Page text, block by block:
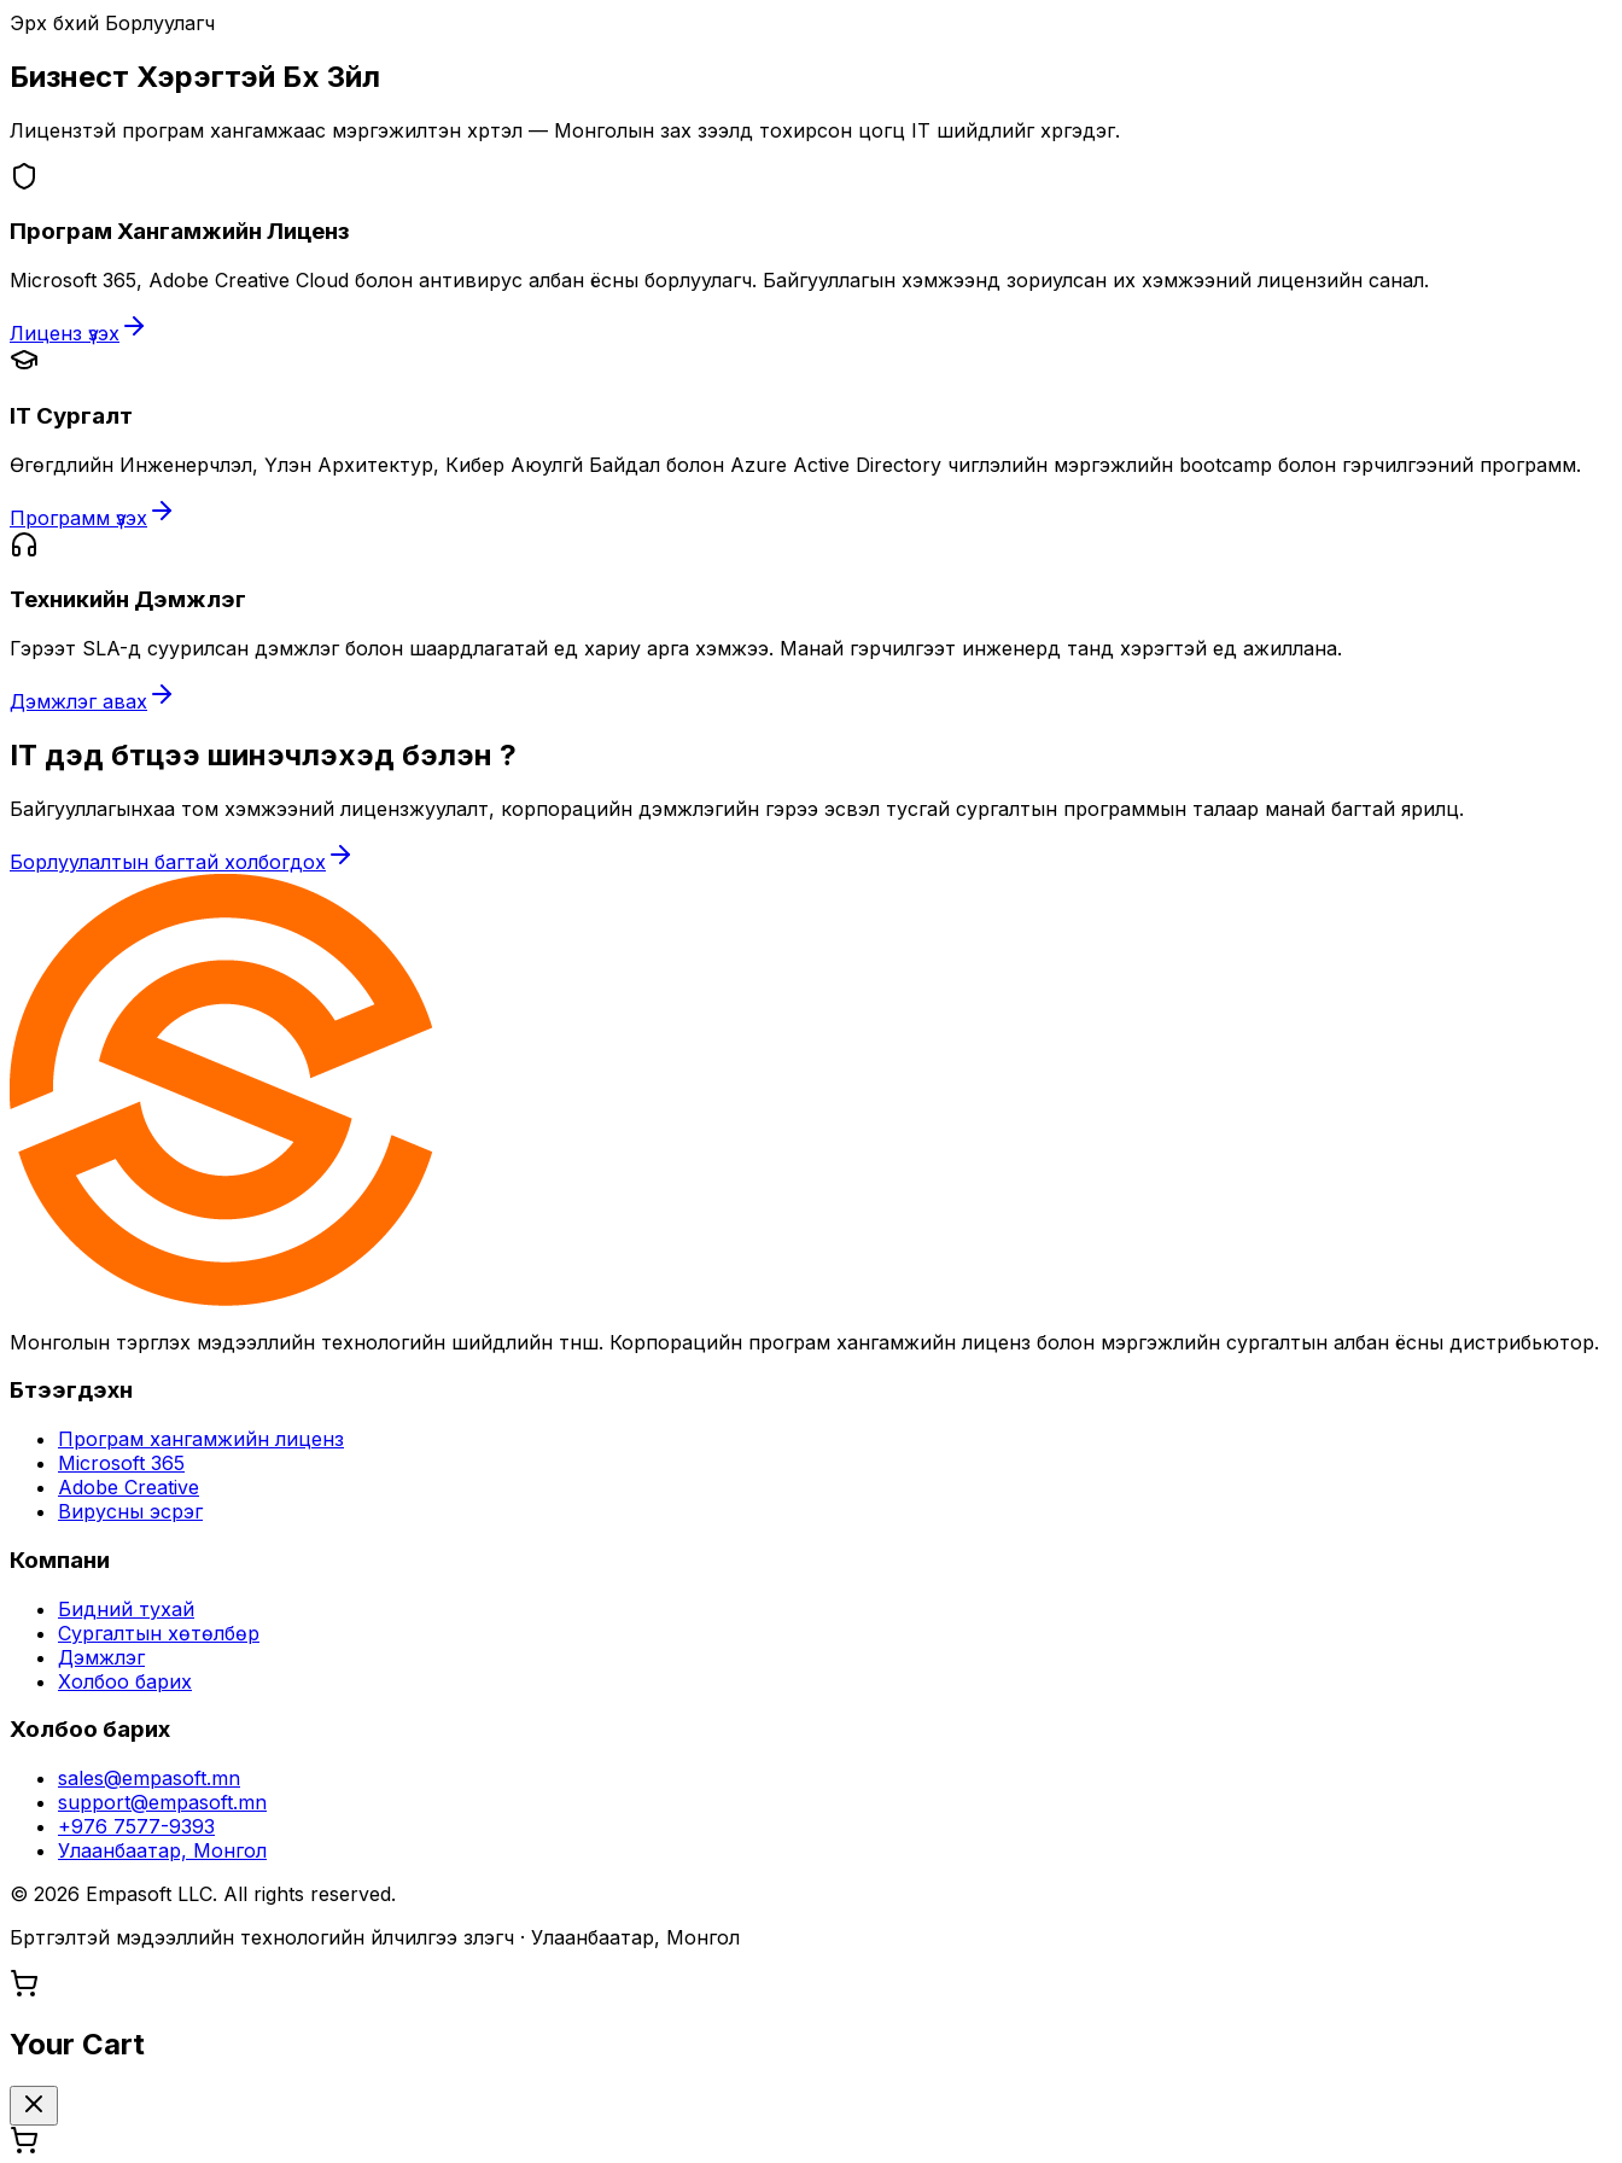
Эрх бүхий Борлуулагч
Бизнест Хэрэгтэй Бүх Зүйл
Лицензтэй програм хангамжаас мэргэжилтэн хүртэл — Монголын зах зээлд тохирсон цогц IT шийдлийг хүргэдэг.
Програм Хангамжийн Лиценз
Microsoft 365, Adobe Creative Cloud болон антивирус албан ёсны борлуулагч. Байгууллагын хэмжээнд зориулсан их хэмжээний лицензийн санал.
Лиценз үзэх
IT Сургалт
Өгөгдлийн Инженерчлэл, Үүлэн Архитектур, Кибер Аюулгүй Байдал болон Azure Active Directory чиглэлийн мэргэжлийн bootcamp болон гэрчилгээний программ.
Программ үзэх
Техникийн Дэмжлэг
Гэрээт SLA-д суурилсан дэмжлэг болон шаардлагатай үед хариу арга хэмжээ. Манай гэрчилгээт инженерүүд танд хэрэгтэй үед ажиллана.
Дэмжлэг авах
IT дэд бүтцээ шинэчлэхэд бэлэн үү?
Байгууллагынхаа том хэмжээний лицензжуулалт, корпорацийн дэмжлэгийн гэрээ эсвэл тусгай сургалтын программын талаар манай багтай ярилц.
Борлуулалтын багтай холбогдох
Монголын тэргүүлэх мэдээллийн технологийн шийдлийн түнш. Корпорацийн програм хангамжийн лиценз болон мэргэжлийн сургалтын албан ёсны дистрибьютор.
Бүтээгдэхүүн
Програм хангамжийн лиценз
Microsoft 365
Adobe Creative
Вирусны эсрэг
Компани
Бидний тухай
Сургалтын хөтөлбөр
Дэмжлэг
Холбоо барих
Холбоо барих
sales@empasoft.mn
support@empasoft.mn
+976 7577-9393
Улаанбаатар, Монгол
© 2026 Empasoft LLC. All rights reserved.
Бүртгэлтэй мэдээллийн технологийн үйлчилгээ үзүүлэгч · Улаанбаатар, Монгол
Your Cart